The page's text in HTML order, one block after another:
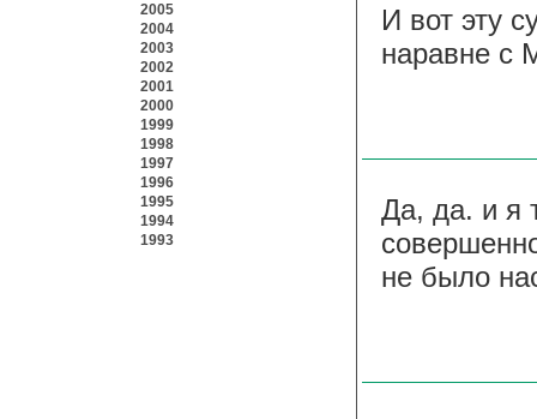
2005
2004
2003
2002
2001
2000
1999
1998
1997
1996
1995
1994
1993
И вот эту
наравне с
Да, да. и я
не было